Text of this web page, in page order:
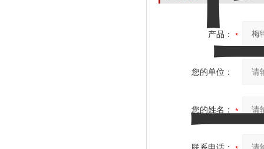
产品：
您的单位：
您的姓名：